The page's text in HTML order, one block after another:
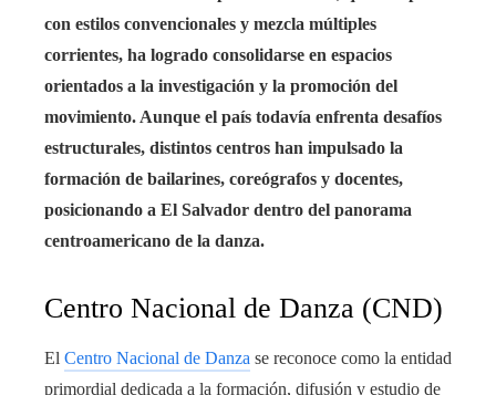
con estilos convencionales y mezcla múltiples
corrientes, ha logrado consolidarse en espacios
orientados a la investigación y la promoción del
movimiento. Aunque el país todavía enfrenta desafíos
estructurales, distintos centros han impulsado la
formación de bailarines, coreógrafos y docentes,
posicionando a El Salvador dentro del panorama
centroamericano de la danza.
Centro Nacional de Danza (CND)
El Centro Nacional de Danza se reconoce como la entidad
primordial dedicada a la formación, difusión y estudio de